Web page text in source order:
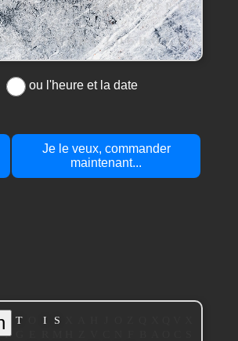
ou l'heure et la date
Je le veux, commander
maintenant...